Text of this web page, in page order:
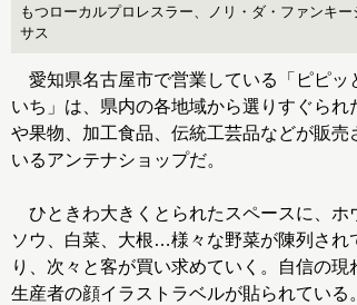
もつローカルプロレスラー、ノリ・ダ・ファンキー
サス
愛知県名古屋市で営業している「ピピッ
いち」は、県内の各地域から選りすぐられ
や果物、加工食品、伝統工芸品などが販売
いるアンテナショップだ。
ひときわ大きくとられたスペースに、ホ
ソウ、白菜、大根…様々な野菜が陳列され
り、次々と客が買い求めていく。自信の現
生産者の顔イラストラベルが貼られている